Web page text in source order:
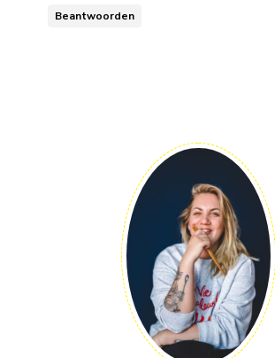
Beantwoorden